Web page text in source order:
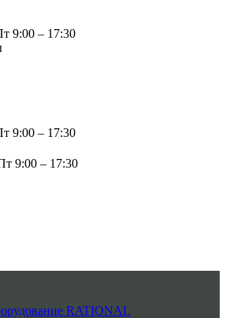
9:00 – 17:30
9:00 – 17:30
9:00 – 17:30
RATIONAL